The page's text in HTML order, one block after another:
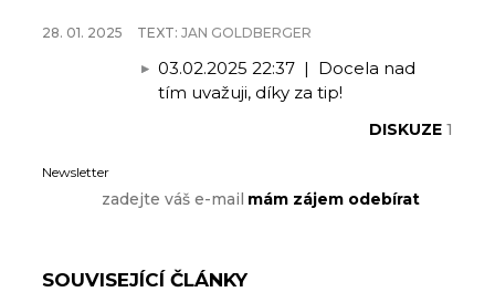
28. 01. 2025 TEXT: JAN GOLDBERGER
03.02.2025 22:37 | Docela nad
tím uvažuji, díky za tip!
DISKUZE 1
Newsletter
SOUVISEJÍCÍ ČLÁNKY